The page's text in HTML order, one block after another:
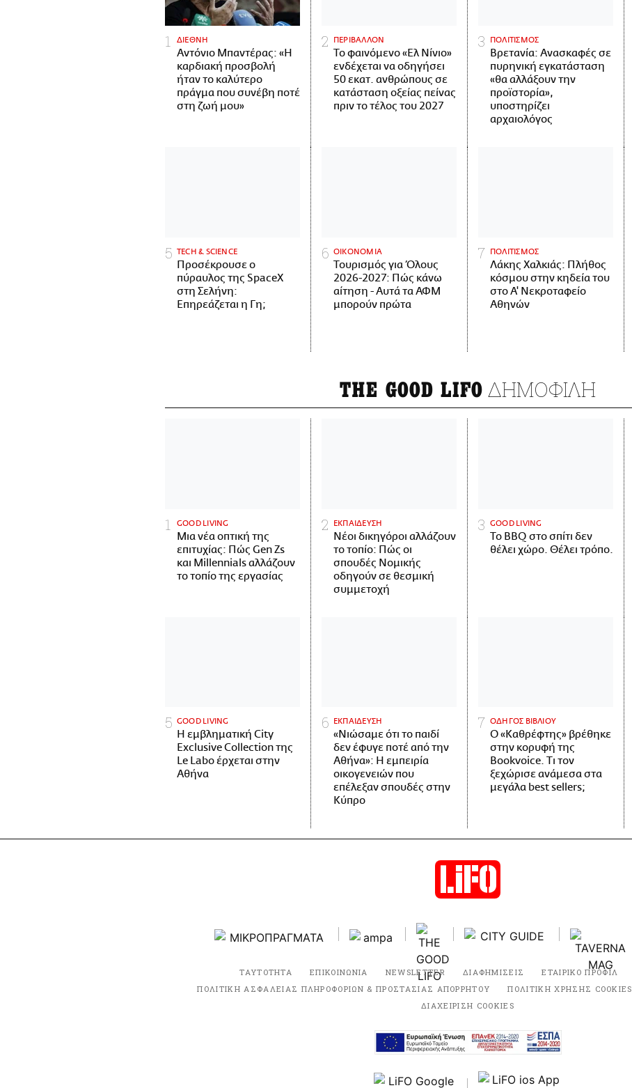
ΔΙΕΘΝΗ
Αντόνιο Μπαντέρας: «Η
καρδιακή προσβολή
ήταν το καλύτερο
πράγμα που συνέβη ποτέ
στη ζωή μου»
ΠΕΡΙΒΑΛΛΟΝ
Το φαινόμενο «Ελ Νίνιο»
ενδέχεται να οδηγήσει
50 εκατ. ανθρώπους σε
κατάσταση οξείας πείνας
πριν το τέλος του 2027
ΠΟΛΙΤΙΣΜΟΣ
Βρετανία: Ανασκαφές σε
πυρηνική εγκατάσταση
«θα αλλάξουν την
προϊστορία»,
υποστηρίζει
αρχαιολόγος
ΤECH & SCIENCE
Προσέκρουσε ο
πύραυλος της SpaceX
στη Σελήνη:
Επηρεάζεται η Γη;
ΟΙΚΟΝΟΜΙΑ
Τουρισμός για Όλους
2026-2027: Πώς κάνω
αίτηση - Αυτά τα ΑΦΜ
μπορούν πρώτα
ΠΟΛΙΤΙΣΜΟΣ
Λάκης Χαλκιάς: Πλήθος
κόσμου στην κηδεία του
στο Α' Νεκροταφείο
Αθηνών
THE GOOD LIFO ΔΗΜΟΦΙΛΗ
GOOD LIVING
Μια νέα οπτική της
επιτυχίας: Πώς Gen Zs
και Millennials αλλάζουν
το τοπίο της εργασίας
ΕΚΠΑΙΔΕΥΣΗ
Νέοι δικηγόροι αλλάζουν
το τοπίο: Πώς οι
σπουδές Νομικής
οδηγούν σε θεσμική
συμμετοχή
GOOD LIVING
Το BBQ στο σπίτι δεν
θέλει χώρο. Θέλει τρόπο.
GOOD LIVING
Η εμβληματική City
Exclusive Collection της
Le Labo έρχεται στην
Αθήνα
ΕΚΠΑΙΔΕΥΣΗ
«Νιώσαμε ότι το παιδί
δεν έφυγε ποτέ από την
Αθήνα»: Η εμπειρία
οικογενειών που
επέλεξαν σπουδές στην
Κύπρο
ΟΔΗΓΟΣ ΒΙΒΛΙΟΥ
Ο «Καθρέφτης» βρέθηκε
στην κορυφή της
Bookvoice. Τι τον
ξεχώρισε ανάμεσα στα
μεγάλα best sellers;
ΤΑΥΤΟΤΗΤΑ ΕΠΙΚΟΙΝΩΝΙΑ NEWSLETTER ΔΙΑΦΗΜΙΣΕΙΣ ΕΤΑΙΡΙΚΟ ΠΡΟΦΙΛ
ΠΟΛΙΤΙΚΗ ΑΣΦΑΛΕΙΑΣ ΠΛΗΡΟΦΟΡΙΩΝ & ΠΡΟΣΤΑΣΙΑΣ ΑΠΟΡΡΗΤΟΥ
ΠΟΛΙΤΙΚΗ ΧΡΗΣΗΣ COOKIES
ΔΙΑΧΕΙΡΙΣΗ COOKIES